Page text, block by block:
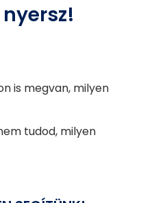
is megvan, milyen
tudod, milyen